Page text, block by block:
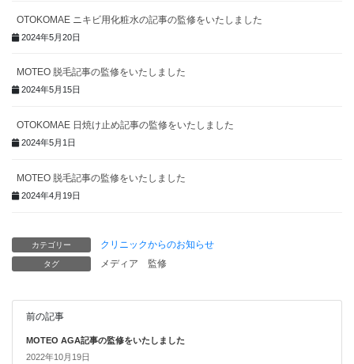
OTOKOMAE ニキビ用化粧水の記事の監修をいたしました
2024年5月20日
MOTEO 脱毛記事の監修をいたしました
2024年5月15日
OTOKOMAE 日焼け止め記事の監修をいたしました
2024年5月1日
MOTEO 脱毛記事の監修をいたしました
2024年4月19日
カテゴリー クリニックからのお知らせ
タグ メディア 監修
前の記事
MOTEO AGA記事の監修をいたしました
2022年10月19日